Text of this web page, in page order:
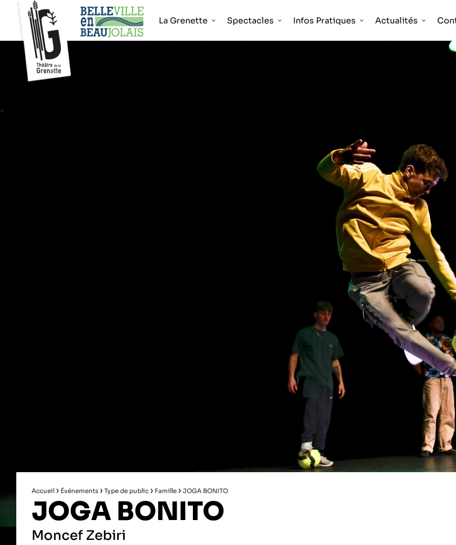
La Grenette Spectacles Infos Pratiques Actualités
Accueil › Événements › Type de public › Famille › JOGA BONITO
JOGA BONITO
Moncef Zebiri